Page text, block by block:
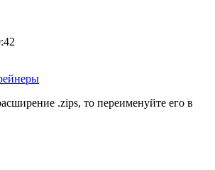
.zips, то переименуйте его в